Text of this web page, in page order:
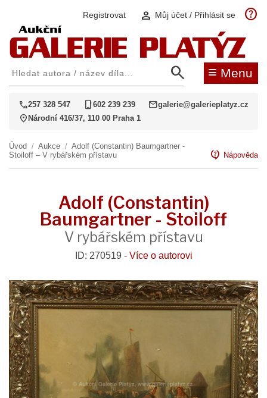
Registrovat person Můj účet / Přihlásit se help
search ≡ Menu
call257 328 547 phone_iphone602 239 239 mailgalerie@galerieplatyz.cz
location_on Národní 416/37, 110 00 Praha 1
Úvod / Aukce / Adolf (Constantin) Baumgartner -
Stoiloff – V rybářském přístavu
contact_support Nápověda
Adolf (Constantin)
Baumgartner - Stoiloff
V rybářském přístavu
ID: 270519 - Více o autorovi